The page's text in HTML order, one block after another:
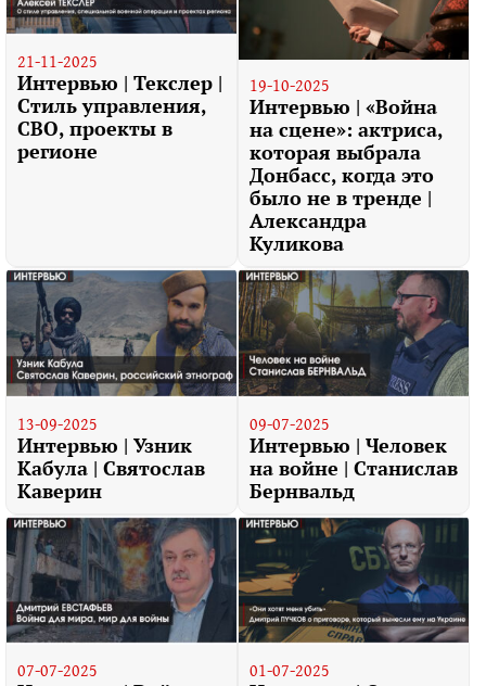
21-11-2025
Интервью | Текслер |
Стиль управления,
СВО, проекты в
регионе
19-10-2025
Интервью | «Война
на сцене»: актриса,
которая выбрала
Донбасс, когда это
было не в тренде |
Александра
Куликова
13-09-2025
Интервью | Узник
Кабула | Святослав
Каверин
09-07-2025
Интервью | Человек
на войне | Станислав
Бернвальд
07-07-2025
01-07-2025